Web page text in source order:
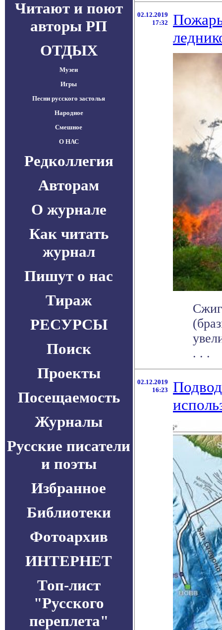
Читают и поют
авторы РП
ОТДЫХ
Музеи
Игры
Песни русского застолья
Народное
Смешное
О НАС
Редколлегия
Авторам
О журнале
Как читать
журнал
Пишут о нас
Тираж
РЕСУРСЫ
Поиск
Проекты
Посещаемость
Журналы
Русские писатели
и поэты
Избранное
Библиотеки
Фотоархив
ИНТЕРНЕТ
Топ-лист
"Русского
переплета"
02.12.2019
17:32
. . .
02.12.2019
16:23